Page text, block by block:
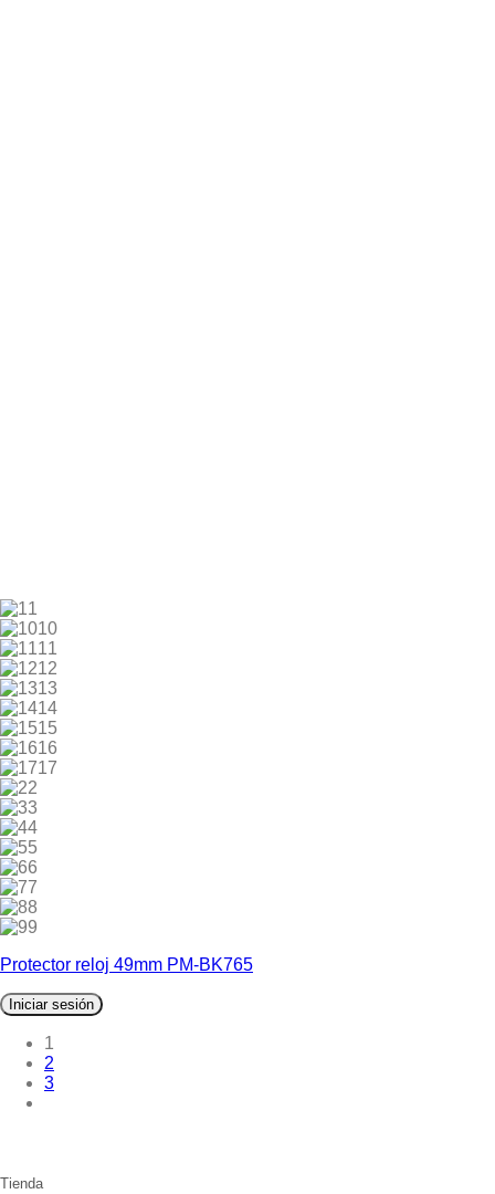
1
10
11
12
13
14
15
16
17
2
3
4
5
6
7
8
9
Protector reloj 49mm PM-BK765
Iniciar sesión
1
2
3
Tienda